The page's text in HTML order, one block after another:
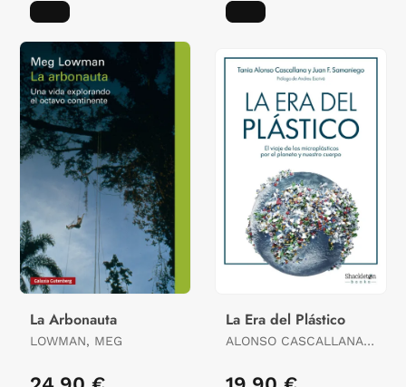
La Arbonauta
LOWMAN, MEG
La Era del Plástico
ALONSO CASCALLANA,
JUAN